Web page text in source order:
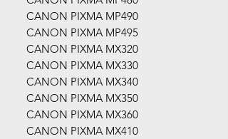
CANON PIXMA MP490
CANON PIXMA MP495
CANON PIXMA MX320
CANON PIXMA MX330
CANON PIXMA MX340
CANON PIXMA MX350
CANON PIXMA MX360
CANON PIXMA MX410